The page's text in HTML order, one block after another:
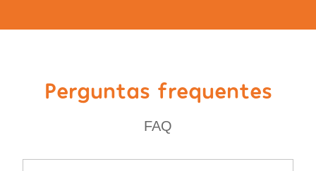
Perguntas frequentes
FAQ